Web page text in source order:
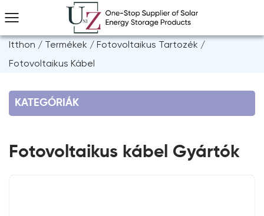
Itthon / Termékek / Fotovoltaikus Tartozék /
Fotovoltaikus Kábel
KATEGÓRIÁK
Fotovoltaikus kábel Gyártók